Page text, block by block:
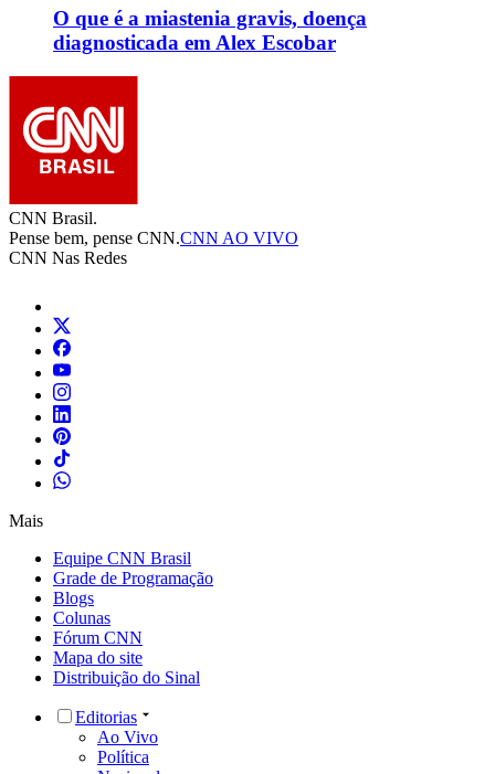
O que é a miastenia gravis, doença
diagnosticada em Alex Escobar
CNN Brasil.
Pense bem, pense CNN.CNN AO VIVO
CNN Nas Redes
Mais
Equipe CNN Brasil
Grade de Programação
Blogs
Colunas
Fórum CNN
Mapa do site
Distribuição do Sinal
Editorias
Ao Vivo
Política